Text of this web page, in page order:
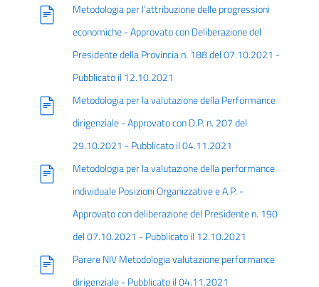
Metodologia per l'attribuzione delle progressioni
economiche - Approvato con Deliberazione del
Presidente della Provincia n. 188 del 07.10.2021 -
Pubblicato il 12.10.2021
Metodologia per la valutazione della Performance
dirigenziale - Approvato con D.P. n. 207 del
29.10.2021 - Pubblicato il 04.11.2021
Metodologia per la valutazione della performance
individuale Posizioni Organizzative e A.P. -
Approvato con deliberazione del Presidente n. 190
del 07.10.2021 - Pubblicato il 12.10.2021
Parere NIV Metodologia valutazione performance
dirigenziale - Pubblicato il 04.11.2021